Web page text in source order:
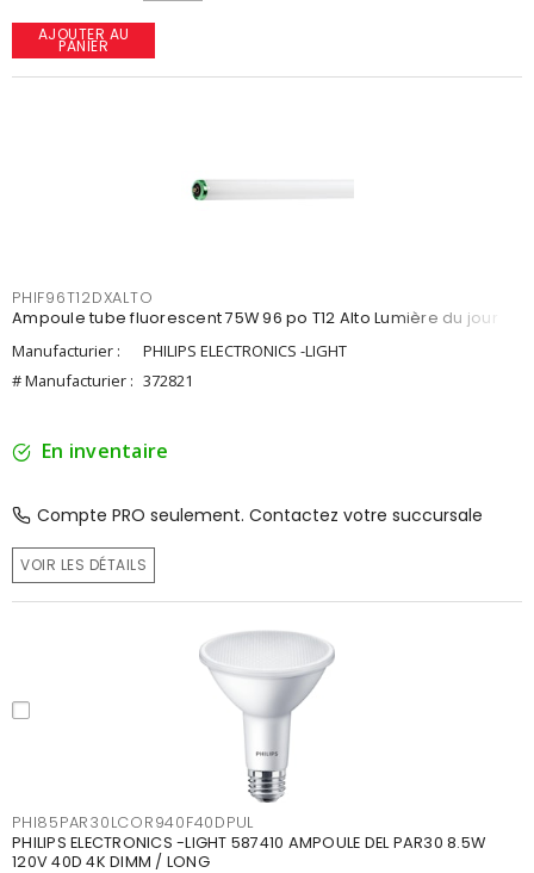
AJOUTER AU
PANIER
PHIF96T12DXALTO
Ampoule tube fluorescent 75W 96 po T12 Alto Lumière du jour
Manufacturier :
PHILIPS ELECTRONICS -LIGHT
# Manufacturier : 372821
En inventaire
Compte PRO seulement. Contactez votre succursale
VOIR LES DÉTAILS
PHI85PAR30LCOR940F40DPUL
PHILIPS ELECTRONICS -LIGHT 587410 AMPOULE DEL PAR30 8.5W
120V 40D 4K DIMM / LONG